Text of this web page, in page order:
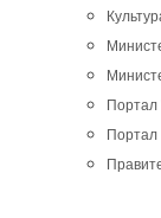
Портал
Портал